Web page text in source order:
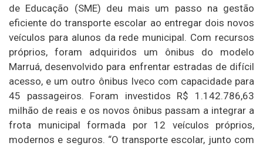
de Educação (SME) deu mais um passo na gestão
eficiente do transporte escolar ao entregar dois novos
veículos para alunos da rede municipal. Com recursos
próprios, foram adquiridos um ônibus do modelo
Marruá, desenvolvido para enfrentar estradas de difícil
acesso, e um outro ônibus Iveco com capacidade para
45 passageiros. Foram investidos R$ 1.142.786,63
milhão de reais e os novos ônibus passam a integrar a
frota municipal formada por 12 veículos próprios,
modernos e seguros. “O transporte escolar, junto com